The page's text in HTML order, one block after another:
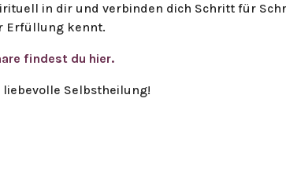
in dir und verbinden dich Schritt für
Erfüllung kennt.
findest du hier.
Selbstheilung!